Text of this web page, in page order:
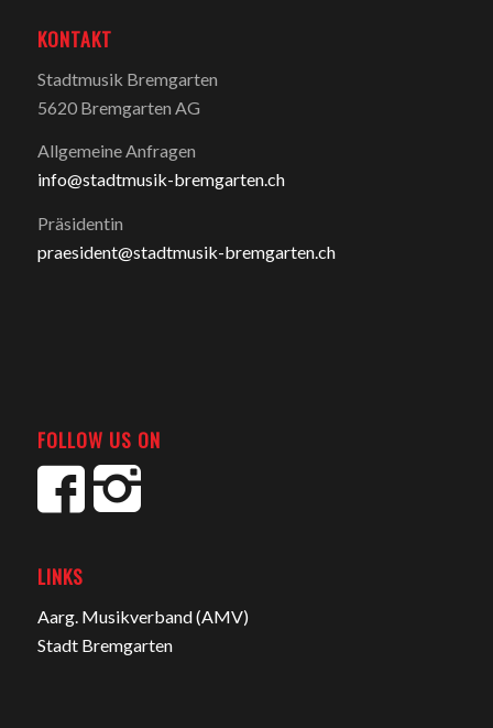
KONTAKT
Stadtmusik Bremgarten
5620 Bremgarten AG
Allgemeine Anfragen
info@stadtmusik-bremgarten.ch
Präsidentin
praesident@stadtmusik-bremgarten.ch
FOLLOW US ON
LINKS
Aarg. Musikverband (AMV)
Stadt Bremgarten